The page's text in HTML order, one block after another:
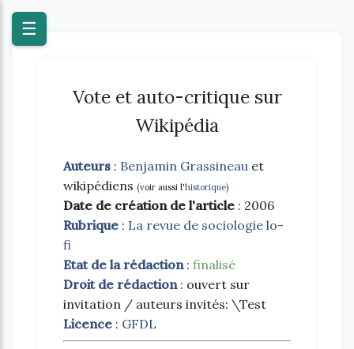
☰
Blog
Vote et auto-critique sur
Wikipédia
Auteurs : Benjamin Grassineau et
wikipédiens (voir aussi l'historique)
Date de création de l'article : 2006
Rubrique : La revue de sociologie lo-
fi
Etat de la rédaction: finalisé
Droit de rédaction: ouvert sur
invitation / auteurs invités: \Test
Licence : GFDL